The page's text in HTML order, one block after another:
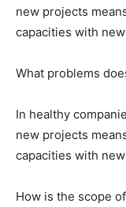
new projects
capacities with
What problems
In healthy
new projects
capacities with
How is the scope